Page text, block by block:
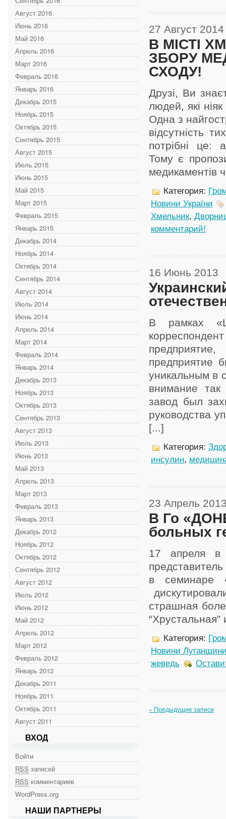
Август 2016
Июнь 2016
Май 2016
Апрель 2016
Март 2016
Февраль 2016
Январь 2016
Декабрь 2015
Ноябрь 2015
Октябрь 2015
Сентябрь 2015
Август 2015
Июль 2015
Июнь 2015
Май 2015
Март 2015
Февраль 2015
Январь 2015
Декабрь 2014
Ноябрь 2014
Октябрь 2014
Сентябрь 2014
Август 2014
Июль 2014
Июнь 2014
Апрель 2014
Март 2014
Февраль 2014
Январь 2014
Декабрь 2013
Ноябрь 2013
Октябрь 2013
Сентябрь 2013
Август 2013
Июль 2013
Июнь 2013
Май 2013
Апрель 2013
Март 2013
Февраль 2013
Январь 2013
Декабрь 2012
Ноябрь 2012
Октябрь 2012
Сентябрь 2012
Август 2012
Июль 2012
Июнь 2012
Май 2012
Апрель 2012
Март 2012
Февраль 2012
Январь 2012
Декабрь 2011
Ноябрь 2011
Октябрь 2011
Август 2011
ВХОД
Войти
RSS записей
RSS комментариев
WordPress.org
НАШИ ПАРТНЕРЫ
27 Август 2014
В МІСТІ
ЗБОРУ
СХОДУ!
Друзі, Ви
людей, які
Одна з
відсутність
потрібні це:
Тому є
медикаментів
Категория:
Новини України
Хмельник,
комментарий!
16 Июнь 2013
В рамках
предприятие
уникальным в
внимание
завод был
руководства
[...]
Категория:
инсулин,
23 Апрель
В Го
больных
17 апреля в
в семинаре
страшная
“Хрустальная”
Категория:
Новини
жеведь
« Предыдущие записи